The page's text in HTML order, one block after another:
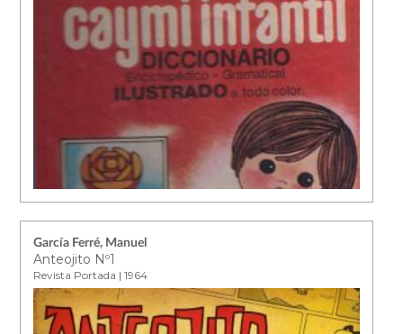
García Ferré, Manuel
Anteojito Nº1
Revista Portada | 1964